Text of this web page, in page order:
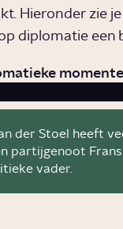
Hieronder zie
diplomatie een
der Stoel heeft
partijgenoot
vader.